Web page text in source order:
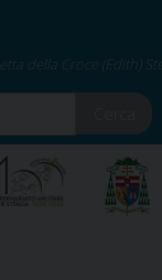
della Croce (Edith)